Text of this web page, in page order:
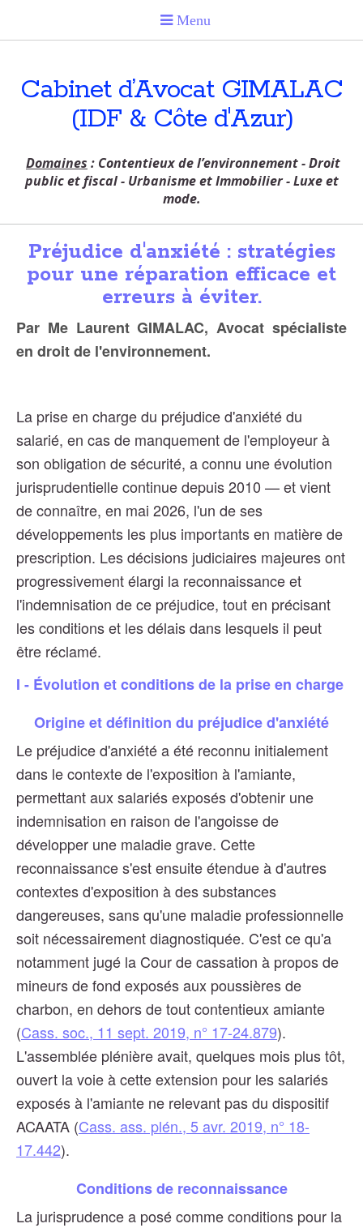
Cabinet d’Avocat GIMALAC
(IDF & Côte d'Azur)
Domaines : Contentieux de l’environnement - Droit
public et fiscal - Urbanisme et Immobilier - Luxe et
mode.
Préjudice d'anxiété : stratégies
pour une réparation efficace et
erreurs à éviter.
Par Me Laurent GIMALAC, Avocat spécialiste
en droit de l'environnement.
La prise en charge du préjudice d'anxiété du
salarié, en cas de manquement de l'employeur à
son obligation de sécurité, a connu une évolution
jurisprudentielle continue depuis 2010 — et vient
de connaître, en mai 2026, l'un de ses
développements les plus importants en matière de
prescription. Les décisions judiciaires majeures ont
progressivement élargi la reconnaissance et
l'indemnisation de ce préjudice, tout en précisant
les conditions et les délais dans lesquels il peut
être réclamé.
I - Évolution et conditions de la prise en charge
Origine et définition du préjudice d'anxiété
Le préjudice d'anxiété a été reconnu initialement
dans le contexte de l'exposition à l'amiante,
permettant aux salariés exposés d'obtenir une
indemnisation en raison de l'angoisse de
développer une maladie grave. Cette
reconnaissance s'est ensuite étendue à d'autres
contextes d'exposition à des substances
dangereuses, sans qu'une maladie professionnelle
soit nécessairement diagnostiquée. C'est ce qu'a
notamment jugé la Cour de cassation à propos de
mineurs de fond exposés aux poussières de
charbon, en dehors de tout contentieux amiante
(Cass. soc., 11 sept. 2019, n° 17-24.879).
L'assemblée plénière avait, quelques mois plus tôt,
ouvert la voie à cette extension pour les salariés
exposés à l'amiante ne relevant pas du dispositif
ACAATA (Cass. ass. plén., 5 avr. 2019, n° 18-
17.442).
Conditions de reconnaissance
La jurisprudence a posé comme conditions pour la